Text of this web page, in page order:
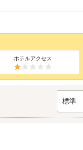
ホテルアクセス
標準